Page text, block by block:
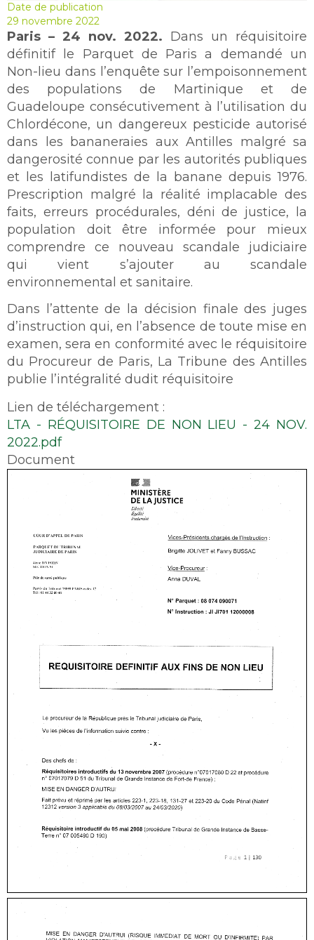
Date de publication
29 novembre 2022
Paris – 24 nov. 2022. Dans un réquisitoire
définitif le Parquet de Paris a demandé un
Non-lieu dans l’enquête sur l’empoisonnement
des populations de Martinique et de
Guadeloupe consécutivement à l’utilisation du
Chlordécone, un dangereux pesticide autorisé
dans les bananeraies aux Antilles malgré sa
dangerosité connue par les autorités publiques
et les latifundistes de la banane depuis 1976.
Prescription malgré la réalité implacable des
faits, erreurs procédurales, déni de justice, la
population doit être informée pour mieux
comprendre ce nouveau scandale judiciaire
qui vient s’ajouter au scandale
environnemental et sanitaire.
Dans l’attente de la décision finale des juges
d’instruction qui, en l’absence de toute mise en
examen, sera en conformité avec le réquisitoire
du Procureur de Paris, La Tribune des Antilles
publie l’intégralité dudit réquisitoire
Lien de téléchargement :
LTA - RÉQUISITOIRE DE NON LIEU - 24 NOV.
2022.pdf
Document